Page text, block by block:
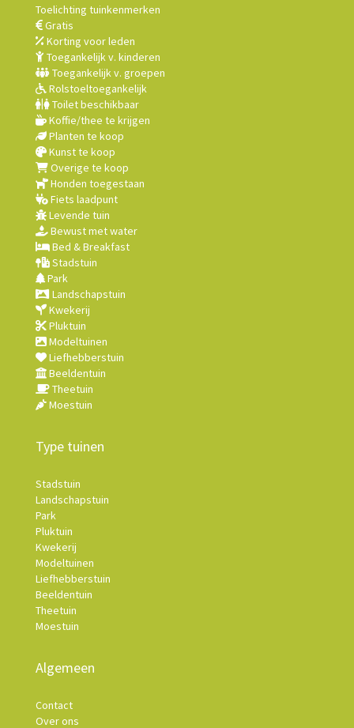
Toelichting tuinkenmerken
Gratis
Korting voor leden
Toegankelijk v. kinderen
Toegankelijk v. groepen
Rolstoeltoegankelijk
Toilet beschikbaar
Koffie/thee te krijgen
Planten te koop
Kunst te koop
Overige te koop
Honden toegestaan
Fiets laadpunt
Levende tuin
Bewust met water
Bed & Breakfast
Stadstuin
Park
Landschapstuin
Kwekerij
Pluktuin
Modeltuinen
Liefhebberstuin
Beeldentuin
Theetuin
Moestuin
Type tuinen
Stadstuin
Landschapstuin
Park
Pluktuin
Kwekerij
Modeltuinen
Liefhebberstuin
Beeldentuin
Theetuin
Moestuin
Algemeen
Contact
Over ons